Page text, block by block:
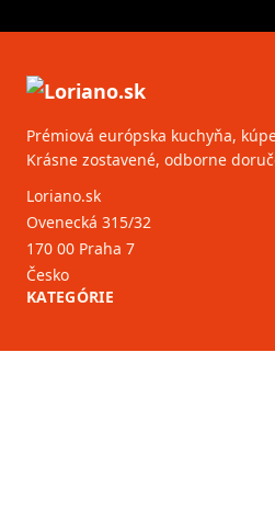
Prémiová európska kuchyňa,
Krásne zostavené, odborne
Loriano.sk
Ovenecká 315/32
170 00 Praha 7
Česko
KATEGÓRIE